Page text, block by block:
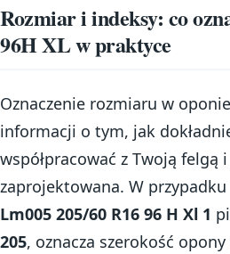
Rozmiar i indeksy: co
96H XL w praktyce
Oznaczenie rozmiaru w
informacji o tym, jak
współpracować z Twoją felgą
zaprojektowana. W przypadku
Lm005 205/60 R16 96 H Xl 1
205, oznacza szerokość